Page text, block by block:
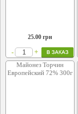
25.00грн
- +
Майонез Торчин
Европейский 72% 300г